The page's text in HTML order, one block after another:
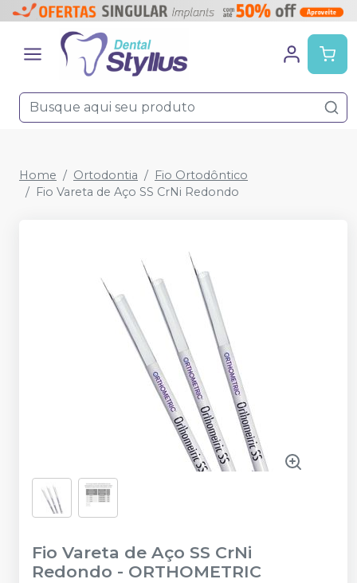
Home Ortodontia
Fio Ortodôntico
Fio Vareta de Aço SS CrNi Redondo
Fio Vareta de Aço SS CrNi
Redondo - ORTHOMETRIC